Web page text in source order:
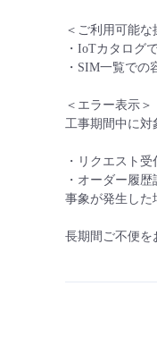
＜ご利用可能な
・IoTカタログ
・SIM一覧での
＜エラー表示＞
工事期間中に対
・リクエスト受
・オーダー履
事象が発生した
長期間ご不便を